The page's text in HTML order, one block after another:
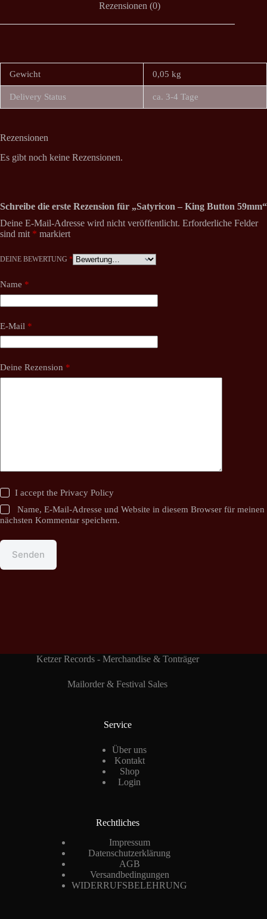
Rezensionen (0)
Gewicht 0,05 kg
Delivery Status ca. 3-4 Tage
Rezensionen
Es gibt noch keine Rezensionen.
Schreibe die erste Rezension für „Satyricon – King Button 59mm“
Deine E-Mail-Adresse wird nicht veröffentlicht. Erforderliche Felder
sind mit * markiert
DEINE BEWERTUNG *
Name *
E-Mail *
Deine Rezension *
I accept thePrivacy Policy
Name, E-Mail-Adresse und Website in diesem Browser für meinen
nächsten Kommentar speichern.
Senden
Ketzer Records - Merchandise & Tonträger
Mailorder & Festival Sales
Service
Über uns
Kontakt
Shop
Login
Rechtliches
Impressum
Datenschutzerklärung
AGB
Versandbedingungen
WIDERRUFSBELEHRUNG